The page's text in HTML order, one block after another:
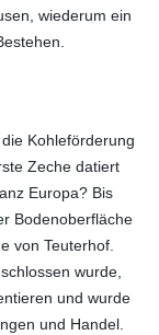
wiederum ein
Kohleförderung
Zeche datiert
Europa? Bis
Bodenoberfläche
von Teuterhof.
wurde,
und wurde
und Handel.